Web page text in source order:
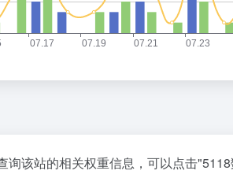
询该站的相关权重信息，可以点击"